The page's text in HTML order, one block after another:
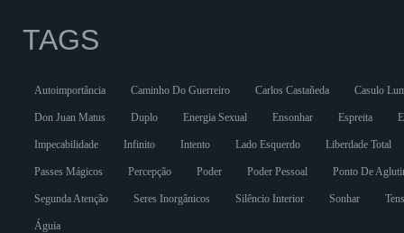
TAGS
Autoimportância Caminho Do Guerreiro Carlos Castañeda Casulo
Don Juan Matus Duplo Energia Sexual Ensonhar Espreita
Impecabilidade Infinito Intento Lado Esquerdo Liberdade Total
Passes Mágicos Percepção Poder Poder Pessoal Ponto De
Segunda Atenção Seres Inorgânicos Silêncio Interior Sonhar
Águia